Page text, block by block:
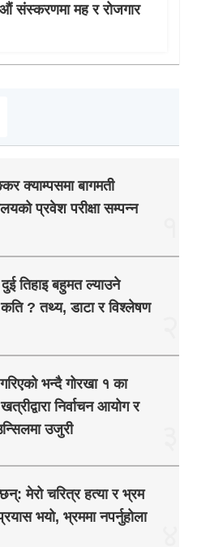
संस्करणमा मह र रोजगार
क्याम्पसमा बागमती
प्रवेश परीक्षा सम्पन्न
तिहाइ बहुमत ल्याउने
कति ? तथ्य, डाटा र विश्लेषण
भन्दै गोरखा १ का
निर्वाचन आयोग र
उजुरी
मेरो चरित्र हत्या र भ्रम
भयो, भ्रममा नपर्नुहोला